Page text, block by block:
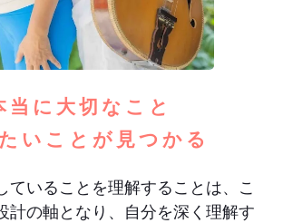
当に大切なこと
いことが見つかる
ていることを理解することは、こ
計の軸となり、自分を深く理解す